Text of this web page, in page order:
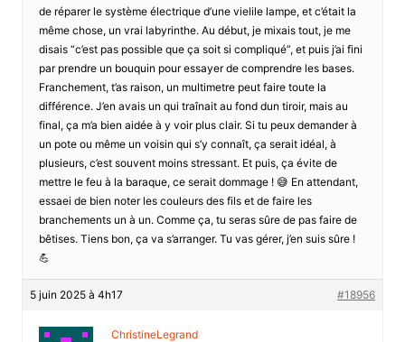
de réparer le système électrique d’une vielile lampe, et c’était la
même chose, un vrai labyrinthe. Au début, je mixais tout, je me
disais “c’est pas possible que ça soit si compliqué”, et puis j’ai fini
par prendre un bouquin pour essayer de comprendre les bases.
Franchement, t’as raison, un multimetre peut faire toute la
différence. J’en avais un qui traînait au fond dun tiroir, mais au
final, ça m’a bien aidée à y voir plus clair. Si tu peux demander à
un pote ou même un voisin qui s’y connaît, ça serait idéal, à
plusieurs, c’est souvent moins stressant. Et puis, ça évite de
mettre le feu à la baraque, ce serait dommage ! 😅 En attendant,
essaei de bien noter les couleurs des fils et de faire les
branchements un à un. Comme ça, tu seras sûre de pas faire de
bêtises. Tiens bon, ça va s’arranger. Tu vas gérer, j’en suis sûre !
💪
5 juin 2025 à 4h17 #18956
ChristineLegrand